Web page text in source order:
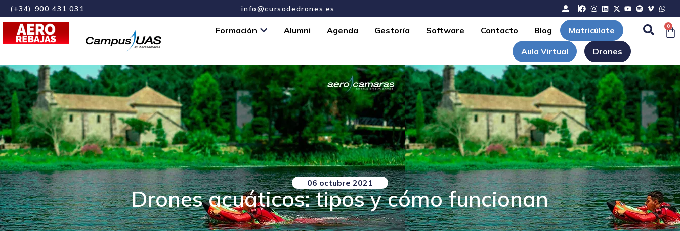
(+34) 900 431 031 info@cursodedrones.es
Formación Alumni Agenda Gestoría Software Contacto Blog Matricúlate
Aula Virtual Drones
0
06 octubre 2021
Drones acuáticos: tipos y cómo funcionan